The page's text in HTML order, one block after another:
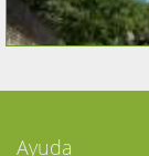
Ayuda